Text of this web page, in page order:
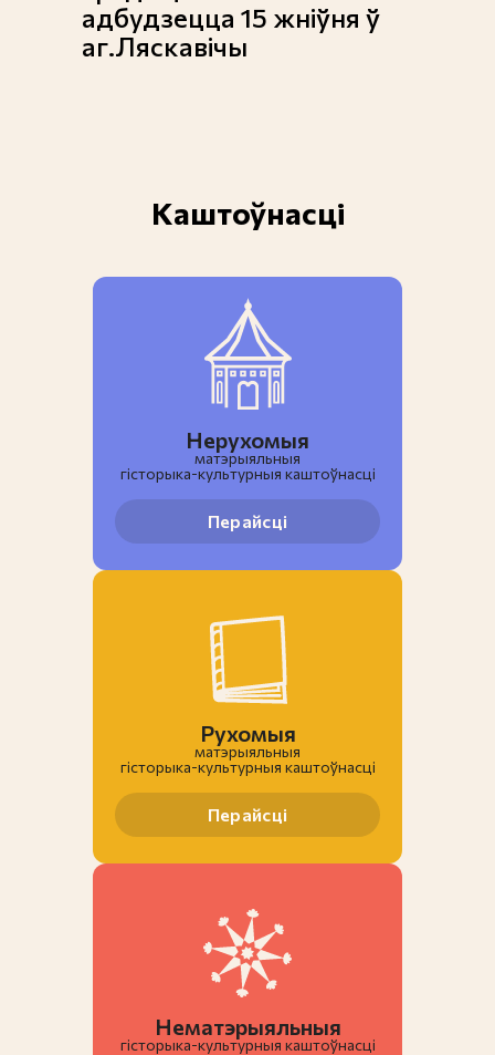
адбудзецца 15 жніўня ў
аг.Ляскавічы
Каштоўнасці
Нерухомыя
матэрыяльныя
гiсторыка-культурныя каштоўнасці
Перайсці
Рухомыя
матэрыяльныя
гiсторыка-культурныя каштоўнасці
Перайсці
Нематэрыяльныя
гiсторыка-культурныя каштоўнасці